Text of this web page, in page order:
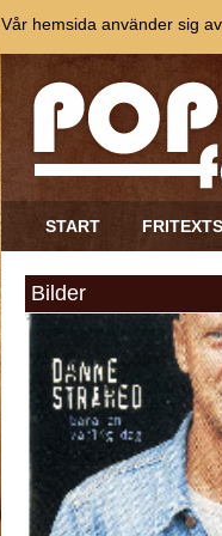
START
Bilder
Vår hemsida använder sig